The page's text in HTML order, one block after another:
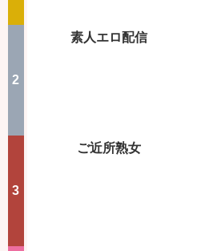
素人エロ配信
ご近所熟女